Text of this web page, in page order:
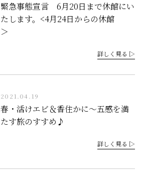
緊急事態宣言 6月20日まで休館にい
たします。<4月24日からの休館
＞
詳しく見る ▷
2021.04.19
春・活けエビ＆香住かに～五感を満
たす旅のすすめ♪
詳しく見る ▷